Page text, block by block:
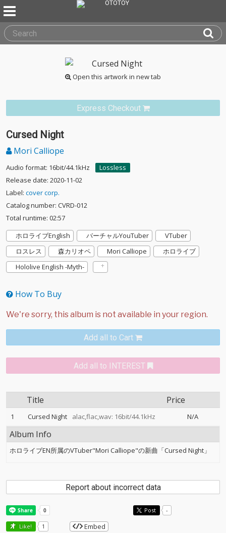
Open this artwork in new tab
Express Checkout
Cursed Night
Mori Calliope
Audio format: 16bit/44.1kHz
Lossless
Release date: 2020-11-02
Label: cover corp.
Catalog number: CVRD-012
Total runtime: 02:57
ホロライブEnglish
バーチャルYouTuber
VTuber
ロスレス
森カリオペ Mori Calliope
ホロライブ
Hololive English -Myth-
How To Buy
Add all to Cart
Add all to INTEREST
Title Price
1 Cursed Night alac,flac,wav: 16bit/44.1kHz N/A
Album Info
ホロライブEN所属のVTuber"Mori Calliope"の新曲「Cursed Night」
Report about incorrect data
Post -
Like! 1 Embed